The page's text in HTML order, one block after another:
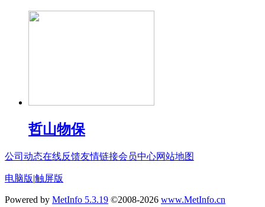
哲山物保
公司动态在线反馈友情链接会员中心网站地图
电脑版|触屏版
Powered by MetInfo 5.3.19 ©2008-2026 www.MetInfo.cn